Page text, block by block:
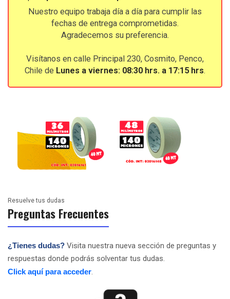
Nuestro equipo trabaja día a día para cumplir las
fechas de entrega comprometidas.
Agradecemos su preferencia.
Visítanos en calle Principal 230, Cosmito, Penco,
Chile de Lunes a viernes: 08:30 hrs. a 17:15 hrs.
Resuelve tus dudas
Preguntas Frecuentes
¿Tienes dudas? Visita nuestra nueva sección de preguntas y
respuestas donde podrás solventar tus dudas.
Click aquí para acceder.